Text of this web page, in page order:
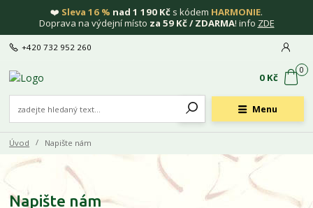
❤️ Sleva 16 % nad 1 190 Kč s kódem HARMONIE.
Doprava na výdejní místo za 59 Kč / ZDARMA! info ZDE
Menu
+420 732 952 260
0
0 Kč
Úvod Napište nám
Napište nám